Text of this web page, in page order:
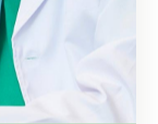
07/01
点の大切さ。